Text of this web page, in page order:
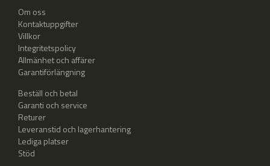
Om oss
Kontaktuppgifter
Villkor
Integritetspolicy
Allmänhet och affärer
Garantiförlängning
Beställ och betal
Garanti och service
Returer
Leveranstid och lagerhantering
Lediga platser
Stöd